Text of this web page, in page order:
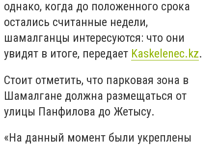
однако, когда до положенного срока
остались считанные недели,
шамалганцы интересуются: что они
увидят в итоге, передает Kaskelenec.kz.
Стоит отметить, что парковая зона в
Шамалгане должна размещаться от
улицы Панфилова до Жетысу.
«На данный момент были укреплены